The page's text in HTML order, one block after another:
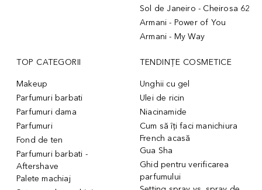
Sol de Janeiro - Cheirosa 62
Armani - Power of You
Armani - My Way
TOP CATEGORII
Makeup
Parfumuri barbati
Parfumuri dama
Parfumuri
Fond de ten
Parfumuri barbati -
Aftershave
Palete machiaj
TENDINȚE COSMETICE
Unghii cu gel
Ulei de ricin
Niacinamide
Cum să îți faci manichiura
French acasă
Gua Sha
Ghid pentru verificarea
parfumului